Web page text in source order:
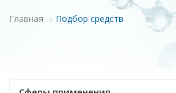
Главная Подбор средств